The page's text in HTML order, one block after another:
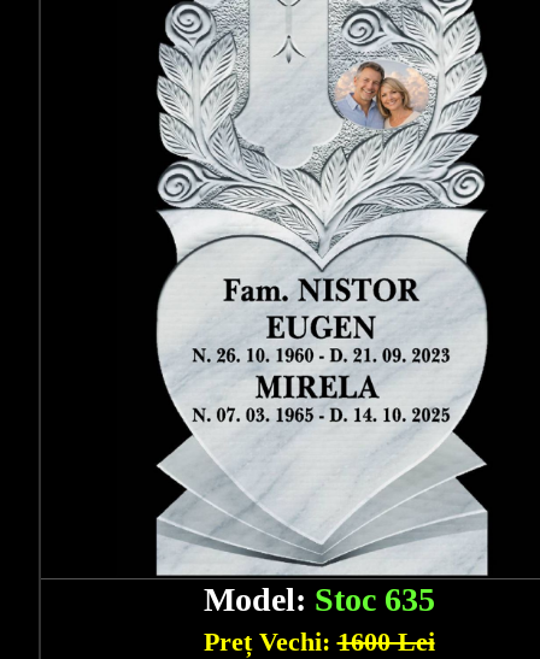
Model: Stoc 635
Preț Vechi:1600 Lei